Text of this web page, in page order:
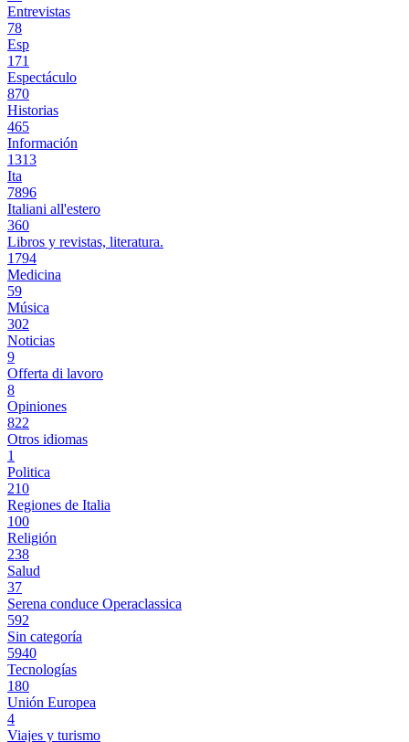
Entrevistas
78
Esp
171
Espectáculo
870
Historias
465
Información
1313
Ita
7896
Italiani all'estero
360
Libros y revistas, literatura.
1794
Medicina
59
Música
302
Noticias
9
Offerta di lavoro
8
Opiniones
822
Otros idiomas
1
Politica
210
Regiones de Italia
100
Religión
238
Salud
37
Serena conduce Operaclassica
592
Sin categoría
5940
Tecnologías
180
Unión Europea
4
Viajes y turismo